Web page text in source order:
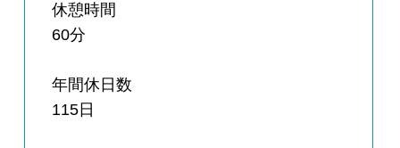
休憩時間
60分
年間休日数
115日